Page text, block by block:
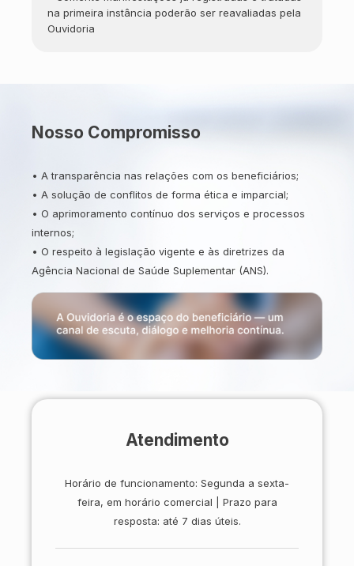
na primeira instância poderão ser reavaliadas pela
Ouvidoria
Nosso Compromisso
• A transparência nas relações com os beneficiários;
• A solução de conflitos de forma ética e imparcial;
• O aprimoramento contínuo dos serviços e processos
internos;
• O respeito à legislação vigente e às diretrizes da
Agência Nacional de Saúde Suplementar (ANS).
Atendimento
Horário de funcionamento: Segunda a sexta-
feira, em horário comercial | Prazo para
resposta: até 7 dias úteis.